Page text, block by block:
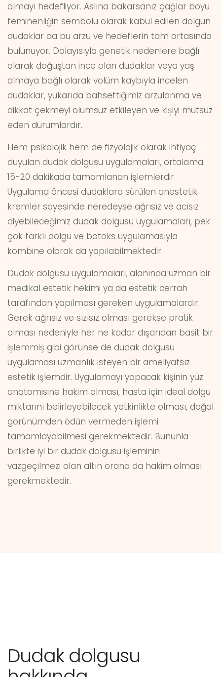
olmayı hedefliyor. Aslına bakarsanız çağlar boyu
feminenliğin sembolü olarak kabul edilen dolgun
dudaklar da bu arzu ve hedeflerin tam ortasında
bulunuyor. Dolayısıyla genetik nedenlere bağlı
olarak doğuştan ince olan dudaklar veya yaş
almaya bağlı olarak volüm kaybıyla incelen
dudaklar, yukarıda bahsettiğimiz arzulanma ve
dikkat çekmeyi olumsuz etkileyen ve kişiyi mutsuz
eden durumlardır.
Hem psikolojik hem de fizyolojik olarak ihtiyaç
duyulan dudak dolgusu uygulamaları, ortalama
15-20 dakikada tamamlanan işlemlerdir.
Uygulama öncesi dudaklara sürülen anestetik
kremler sayesinde neredeyse ağrısız ve acısız
diyebileceğimiz dudak dolgusu uygulamaları, pek
çok farklı dolgu ve botoks uygulamasıyla
kombine olarak da yapılabilmektedir.
Dudak dolgusu uygulamaları, alanında uzman bir
medikal estetik hekimi ya da estetik cerrah
tarafından yapılması gereken uygulamalardır.
Gerek ağrısız ve sızısız olması gerekse pratik
olması nedeniyle her ne kadar dışarıdan basit bir
işlemmiş gibi görünse de dudak dolgusu
uygulaması uzmanlık isteyen bir ameliyatsız
estetik işlemdir. Uygulamayı yapacak kişinin yüz
anatomisine hakim olması, hasta için ideal dolgu
miktarını belirleyebilecek yetkinlikte olması, doğal
görünümden ödün vermeden işlemi
tamamlayabilmesi gerekmektedir. Bununla
birlikte iyi bir dudak dolgusu işleminin
vazgeçilmezi olan altın orana da hakim olması
gerekmektedir.
Dudak dolgusu